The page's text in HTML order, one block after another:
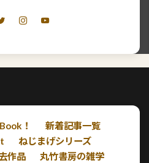
！
新着記事一覧
ねじまげシリーズ
作品
丸竹書房の雑学